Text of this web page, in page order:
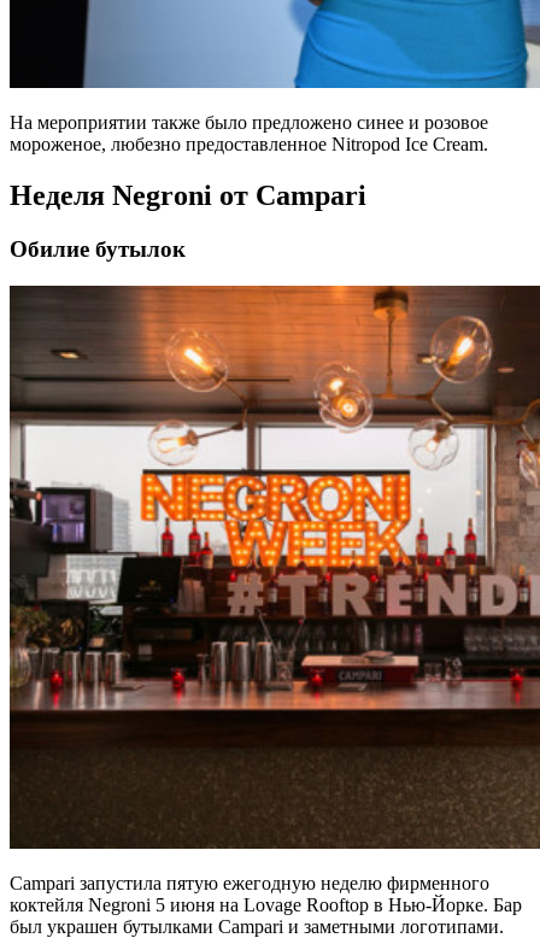
На мероприятии также было предложено синее и розовое
мороженое, любезно предоставленное Nitropod Ice Cream.
Неделя Negroni от Campari
Обилие бутылок
Campari запустила пятую ежегодную неделю фирменного
коктейля Negroni 5 июня на Lovage Rooftop в Нью-Йорке. Бар
был украшен бутылками Campari и заметными логотипами.